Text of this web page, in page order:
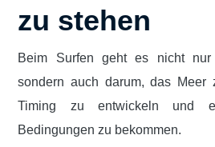
zu stehen
Beim Surfen geht es nicht
sondern auch darum, das Meer
Timing zu entwickeln und
Bedingungen zu bekommen.